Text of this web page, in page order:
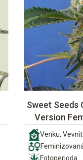
Sweet Seeds
Version
Venku,
Fotoperioda